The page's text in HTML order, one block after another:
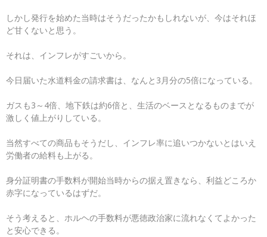
しかし発行を始めた当時はそうだったかもしれないが、今はそれほ
ど甘くないと思う。
それは、インフレがすごいから。
今日届いた水道料金の請求書は、なんと3月分の5倍になっている。
ガスも3～4倍、地下鉄は約6倍と、生活のベースとなるものまでが
激しく値上がりしている。
当然すべての商品もそうだし、インフレ率に追いつかないとはいえ
労働者の給料も上がる。
身分証明書の手数料が開始当時からの据え置きなら、利益どころか
赤字になっているはずだ。
そう考えると、ホルヘの手数料が悪徳政治家に流れなくてよかった
と安心できる。